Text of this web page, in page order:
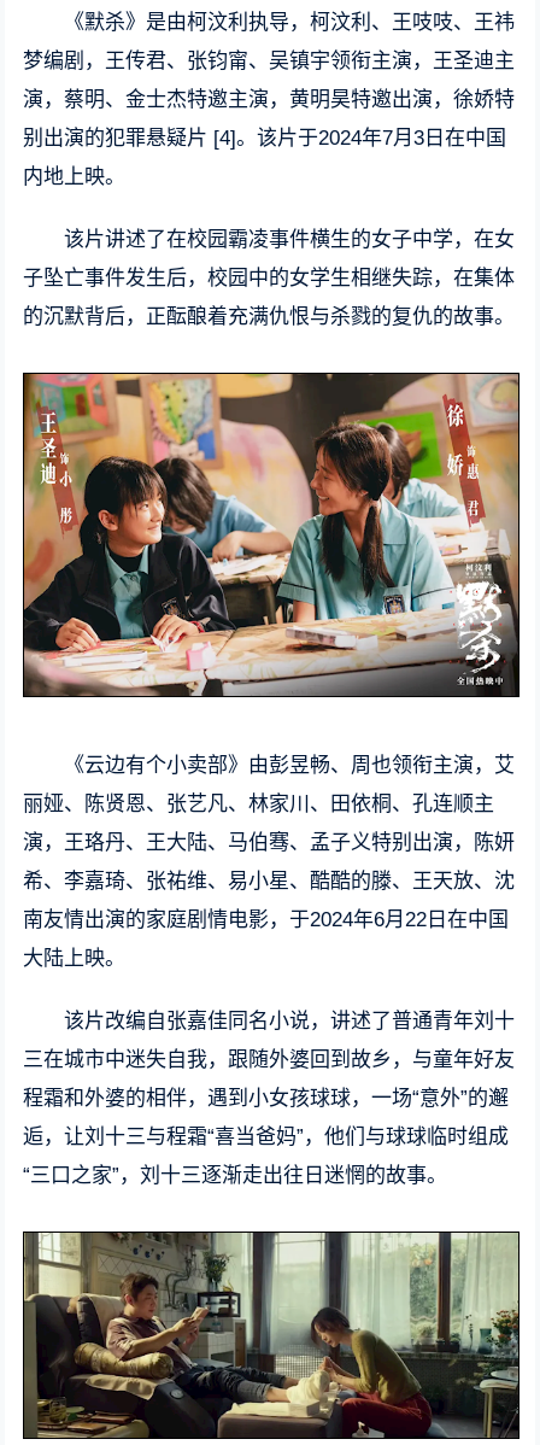
《默杀》是由柯汶利执导，柯汶利、王吱吱、王祎
梦编剧，王传君、张钧甯、吴镇宇领衔主演，王圣迪主
演，蔡明、金士杰特邀主演，黄明昊特邀出演，徐娇特
别出演的犯罪悬疑片 [4]。该片于2024年7月3日在中国
内地上映。
该片讲述了在校园霸凌事件横生的女子中学，在女
子坠亡事件发生后，校园中的女学生相继失踪，在集体
的沉默背后，正酝酿着充满仇恨与杀戮的复仇的故事。
《云边有个小卖部》由彭昱畅、周也领衔主演，艾
丽娅、陈贤恩、张艺凡、林家川、田依桐、孔连顺主
演，王珞丹、王大陆、马伯骞、孟子义特别出演，陈妍
希、李嘉琦、张祐维、易小星、酷酷的滕、王天放、沈
南友情出演的家庭剧情电影，于2024年6月22日在中国
大陆上映。
该片改编自张嘉佳同名小说，讲述了普通青年刘十
三在城市中迷失自我，跟随外婆回到故乡，与童年好友
程霜和外婆的相伴，遇到小女孩球球，一场“意外”的邂
逅，让刘十三与程霜“喜当爸妈”，他们与球球临时组成
“三口之家”，刘十三逐渐走出往日迷惘的故事。